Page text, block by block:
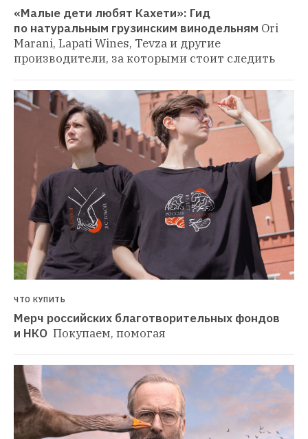
«Малые дети любят Кахети»: Гид
по натуральным грузинским винодельням Ori
Marani, Lapati Wines, Tevza и другие
производители, за которыми стоит следить
ЧТО КУПИТЬ
Мерч российских благотворительных фондов
и НКО Покупаем, помогая